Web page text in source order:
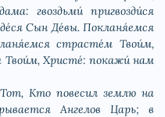
гвоздьми́ пригвозди́ся
Сын Де́вы. Покланя́емся
страсте́м Твои́м,
Христе́: покажи́ нам
Кто повесил землю на
Ангелов Царь; в